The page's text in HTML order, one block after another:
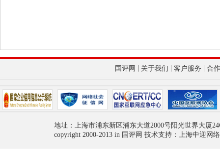
国评网 关于我们 客户服务 合
地址：上海市浦东新区浦东大道2000号阳光世界大厦
copyright 2000-2013 in 国评网 技术支持：上海中迎